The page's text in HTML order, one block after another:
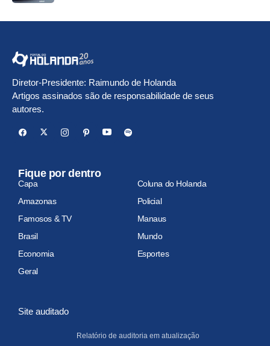
Diretor-Presidente: Raimundo de Holanda
Artigos assinados são de responsabilidade de seus
autores.
Fique por dentro
Capa
Coluna do Holanda
Amazonas
Policial
Famosos & TV
Manaus
Brasil
Mundo
Economia
Esportes
Geral
Site auditado
Relatório de auditoria em atualização